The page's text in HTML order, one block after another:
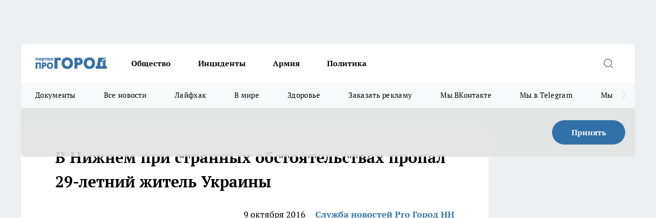
Общество Инциденты Армия Политика
Документы Все новости Лайфхак В мире Здоровье Заказать рекламу Мы ВКонтакте Мы в Telegram Мы в MAX
Принять
В Нижнем при странных обстоятельствах пропал
29-летний житель Украины
9 октября 2016 Служба новостей Pro Город НН